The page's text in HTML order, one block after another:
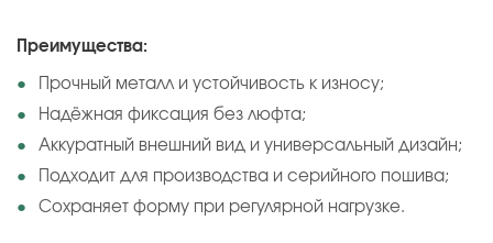
Преимущества:
Прочный металл и устойчивость к износу;
Надёжная фиксация без люфта;
Аккуратный внешний вид и универсальный дизайн;
Подходит для производства и серийного пошива;
Сохраняет форму при регулярной нагрузке.